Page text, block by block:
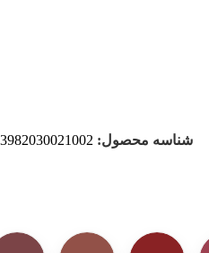
شناسه محصول: 3982030021002